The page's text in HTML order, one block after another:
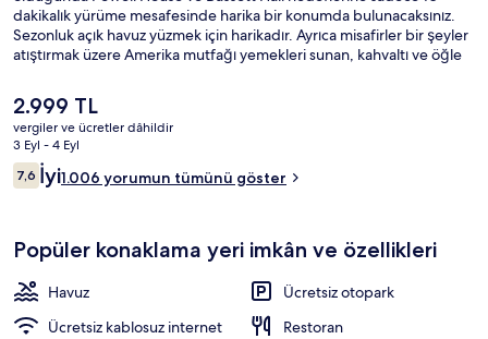
dakikalık yürüme mesafesinde harika bir konumda bulunacaksınız.
Sezonluk açık havuz yüzmek için harikadır. Ayrıca misafirler bir şeyler
atıştırmak üzere Amerika mutfağı yemekleri sunan, kahvaltı ve öğle
Teras ve bahçe sunulmaktadır. Ayrıca oda içinde buzdolabı ve
mikrodalga fırın kolaylıkları mevcuttur. Misafirler arasında havuz ve
yardıma hazır personel seviliyor.
Şu
anki
fiyat
2.999 TL
2.999 TL
vergiler ve ücretler dâhildir
3 Eyl - 4 Eyl
Yorumlar
7,67,6/10
İyi1.006 yorumun tümünü göster
Popüler konaklama yeri imkân ve özellikleri
Havuz
Ücretsiz otopark
Ücretsiz kablosuz internet
Restoran